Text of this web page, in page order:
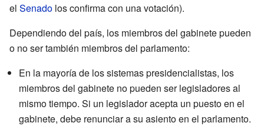
el Senado los confirma con una votación).
Dependiendo del país, los miembros del gabinete pueden
o no ser también miembros del parlamento:
En la mayoría de los sistemas presidencialistas, los
miembros del gabinete no pueden ser legisladores al
mismo tiempo. Si un legislador acepta un puesto en el
gabinete, debe renunciar a su asiento en el parlamento.